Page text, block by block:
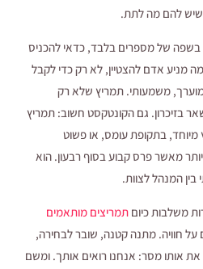
שיש להם מה לתת.
של מספרים בלבד, כדאי להכניס
מניע אדם להצטיין, לא רק כדי לקבל
משמעותי. תמריץ שלא רק
בזיכרון. גם הקונטקסט חשוב: תמריץ
מיוחד, בתקופת עומס, או פשוט
מאשר פרס קבוע בסוף רבעון. הוא
המנהל לצוות.
משלבות כיום תמריצים מותאמים
חוויה. מתנה קטנה, שובר לבחירה,
אותו מסר: אנחנו רואים אותך. ומשם